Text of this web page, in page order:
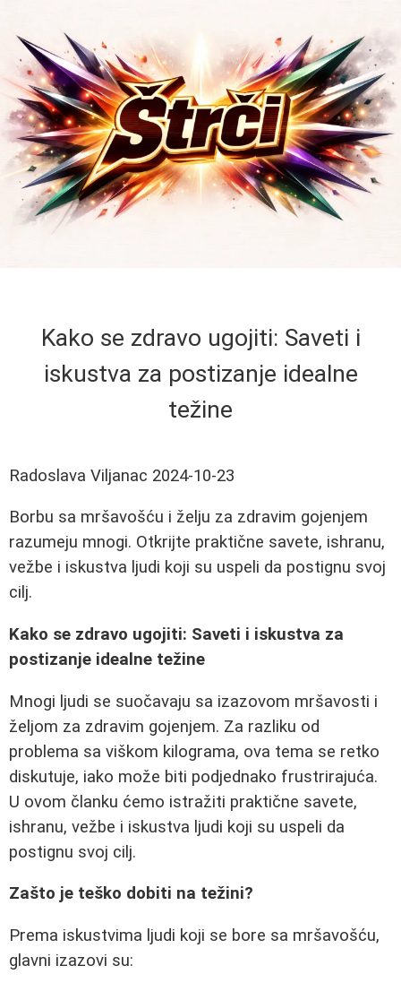
Kako se zdravo ugojiti: Saveti i
iskustva za postizanje idealne
težine
Radoslava Viljanac 2024-10-23
Borbu sa mršavošću i želju za zdravim gojenjem
razumeju mnogi. Otkrijte praktične savete, ishranu,
vežbe i iskustva ljudi koji su uspeli da postignu svoj
cilj.
Kako se zdravo ugojiti: Saveti i iskustva za
postizanje idealne težine
Mnogi ljudi se suočavaju sa izazovom mršavosti i
željom za zdravim gojenjem. Za razliku od
problema sa viškom kilograma, ova tema se retko
diskutuje, iako može biti podjednako frustrirajuća.
U ovom članku ćemo istražiti praktične savete,
ishranu, vežbe i iskustva ljudi koji su uspeli da
postignu svoj cilj.
Zašto je teško dobiti na težini?
Prema iskustvima ljudi koji se bore sa mršavošću,
glavni izazovi su: